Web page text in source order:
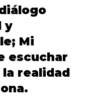
y
Mi
escuchar
realidad